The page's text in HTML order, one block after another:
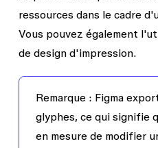
ressources dans le cadre
Vous pouvez également
de design d'impression.
Remarque : Figma
glyphes, ce qui signifie
en mesure de modifier